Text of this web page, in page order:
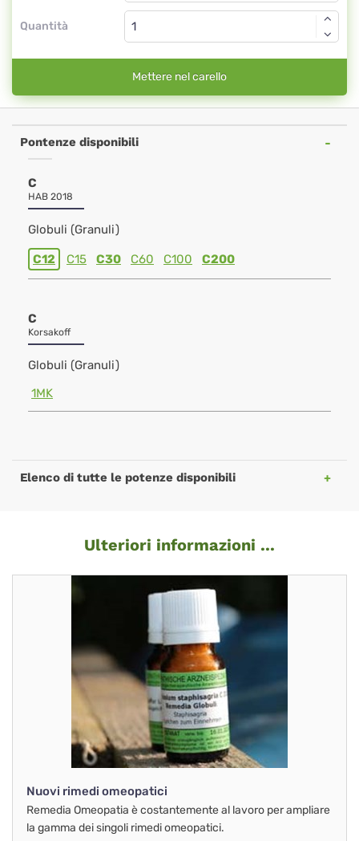
Quantità
Mettere nel carello
Pontenze disponibili
C
HAB 2018
Globuli (Granuli)
C12 C15 C30 C60 C100 C200
C
Korsakoff
Globuli (Granuli)
1MK
Elenco di tutte le potenze disponibili
Ulteriori informazioni ...
Nuovi rimedi omeopatici
Remedia Omeopatia è costantemente al lavoro per ampliare
la gamma dei singoli rimedi omeopatici.